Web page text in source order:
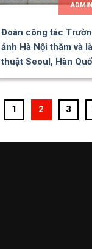
ADMIN
Đoàn công tác
ảnh Hà Nội thăm và
thuật Seoul, Hàn
1 2 3